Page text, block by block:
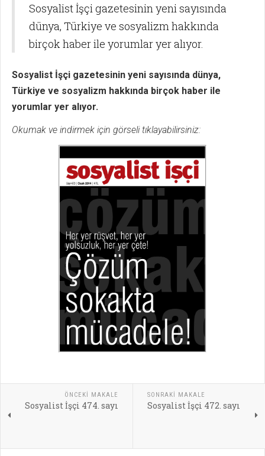
Sosyalist İşçi gazetesinin yeni sayısında
dünya, Türkiye ve sosyalizm hakkında
birçok haber ile yorumlar yer alıyor.
Sosyalist İşçi gazetesinin yeni sayısında dünya,
Türkiye ve sosyalizm hakkında birçok haber ile
yorumlar yer alıyor.
Okumak ve indirmek için görseli tıklayabilirsiniz:
ÖNCEKI MAKALE
Sosyalist İşçi 474. sayı
SONRAKI MAKALE
Sosyalist İşçi 472. sayı